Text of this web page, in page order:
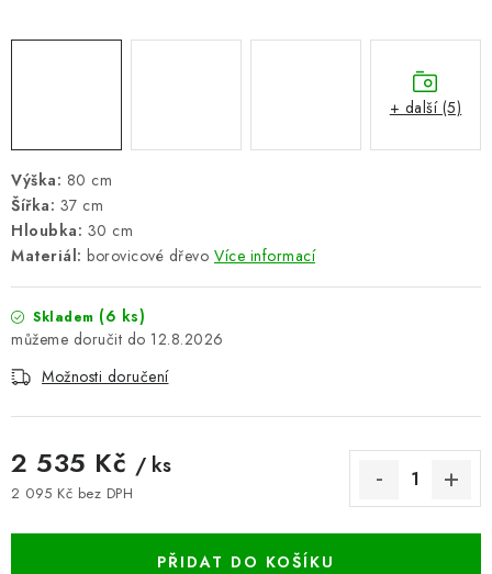
NAPIŠTE NÁM
KONTAKTY
BLOG
Odstoupení od kupní smlouvy
Obchodní a dodací podmínky
Ochrana osobních údajú
Cookies
Bezpečnostní certifikáty Moje objednávka
Výška: 80 cm
Šířka: 37 cm
Hloubka: 30 cm
Materiál: borovicové dřevo Více informací
Skladem (6 ks)
12.8.2026
Možnosti doručení
2 535 Kč / ks
2 095 Kč bez DPH
PŘIDAT DO KOŠÍKU
+ další (5)